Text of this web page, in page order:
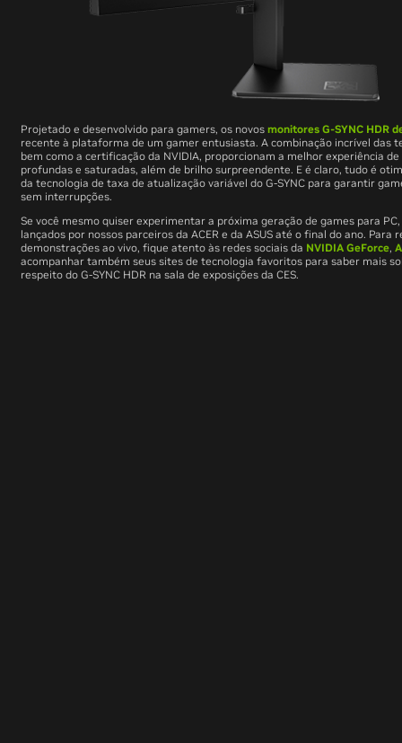
Projetado e desenvolvido para gamers, os novos monitores G-SYNC HDR
recente à plataforma de um gamer entusiasta. A combinação incrível das
bem como a certificação da NVIDIA, proporcionam a melhor experiência
profundas e saturadas, além de brilho surpreendente. E é claro, tudo é
da tecnologia de taxa de atualização variável do G-SYNC para garantir
sem interrupções.
Se você mesmo quiser experimentar a próxima geração de games para
lançados por nossos parceiros da ACER e da ASUS até o final do ano.
demonstrações ao vivo, fique atento às redes sociais da NVIDIA GeForce,
acompanhar também seus sites de tecnologia favoritos para saber mais
respeito do G-SYNC HDR na sala de exposições da CES.